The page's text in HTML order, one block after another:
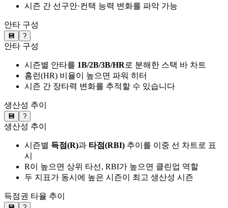
시즌 간 선구안·컨택 능력 변화를 파악 가능
안타 구성
💾 ?
안타 구성
시즌별 안타를 1B/2B/3B/HR로 분해한 스택 바 차트
홈런(HR) 비율이 높으면 파워 히터
시즌 간 장타력 변화를 추적할 수 있습니다
생산성 추이
💾 ?
생산성 추이
시즌별 득점(R)과 타점(RBI) 추이를 이중 선 차트로 표
시
R이 높으면 상위 타선, RBI가 높으면 클린업 역할
두 지표가 동시에 높은 시즌이 최고 생산성 시즌
득점권 타율 추이